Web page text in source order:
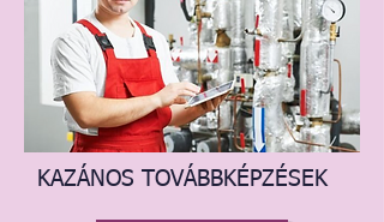
KAZÁNOS TOVÁBBKÉPZÉSEK